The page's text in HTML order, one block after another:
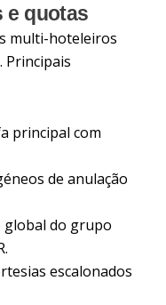
e quotas
multi-hoteleiros
Principais
principal com
de anulação
global do grupo
escalonados